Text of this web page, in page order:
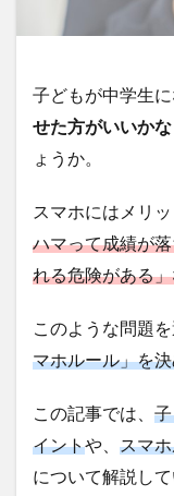
子どもが中学生に
せた方がいいかな
ょうか。
スマホにはメリ
ハマって成績が
れる危険がある
このような問題を
マホルール」を
この記事では、
イントや、 スマ
について解説して